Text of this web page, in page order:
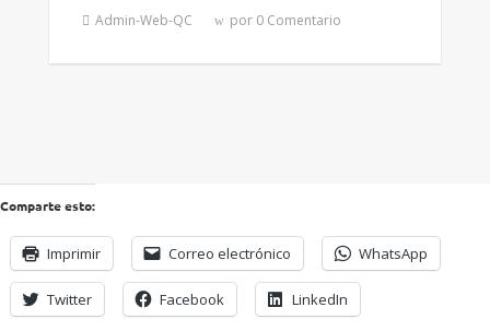
Admin-Web-QC por 0 Comentario
Comparte esto:
Imprimir Correo electrónico WhatsApp
Twitter Facebook LinkedIn